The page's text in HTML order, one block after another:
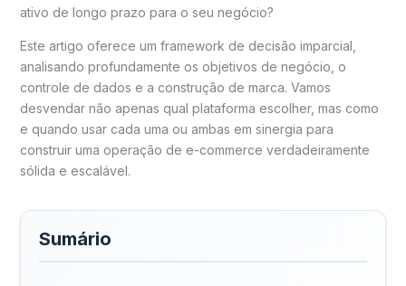
ativo de longo prazo para o seu negócio?
Este artigo oferece um framework de decisão imparcial,
analisando profundamente os objetivos de negócio, o
controle de dados e a construção de marca. Vamos
desvendar não apenas qual plataforma escolher, mas como
e quando usar cada uma ou ambas em sinergia para
construir uma operação de e-commerce verdadeiramente
sólida e escalável.
Sumário